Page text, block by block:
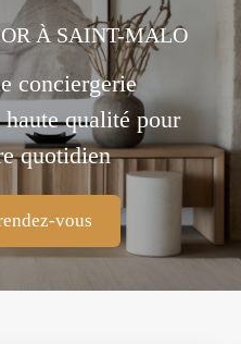
À SAINT-MALO
conciergerie
qualité pour
quotidien
vous